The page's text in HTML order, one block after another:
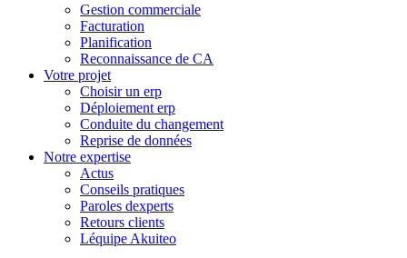
Gestion commerciale
Facturation
Planification
Reconnaissance de CA
Votre projet
Choisir un erp
Déploiement erp
Conduite du changement
Reprise de données
Notre expertise
Actus
Conseils pratiques
Paroles dexperts
Retours clients
Léquipe Akuiteo